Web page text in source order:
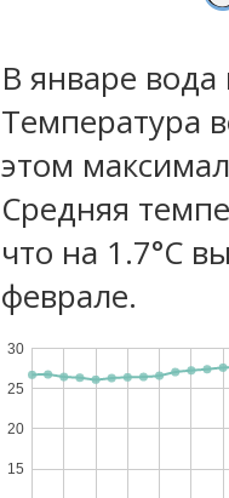
В январе
Температура
этом
Средняя
что на 1.7°C
феврале.
15
20
25
30